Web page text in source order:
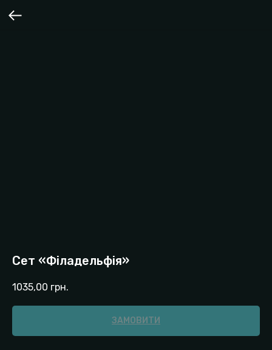
Сет «Філадельфія»
1035,00 грн.
ЗАМОВИТИ